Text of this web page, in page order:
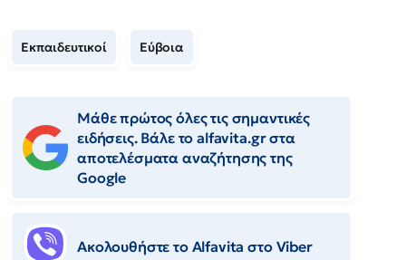
Εκπαιδευτικοί Εύβοια
Μάθε πρώτος όλες τις σημαντικές
ειδήσεις. Βάλε το alfavita.gr στα
αποτελέσματα αναζήτησης της
Google
Ακολουθήστε το Αlfavita στο Viber